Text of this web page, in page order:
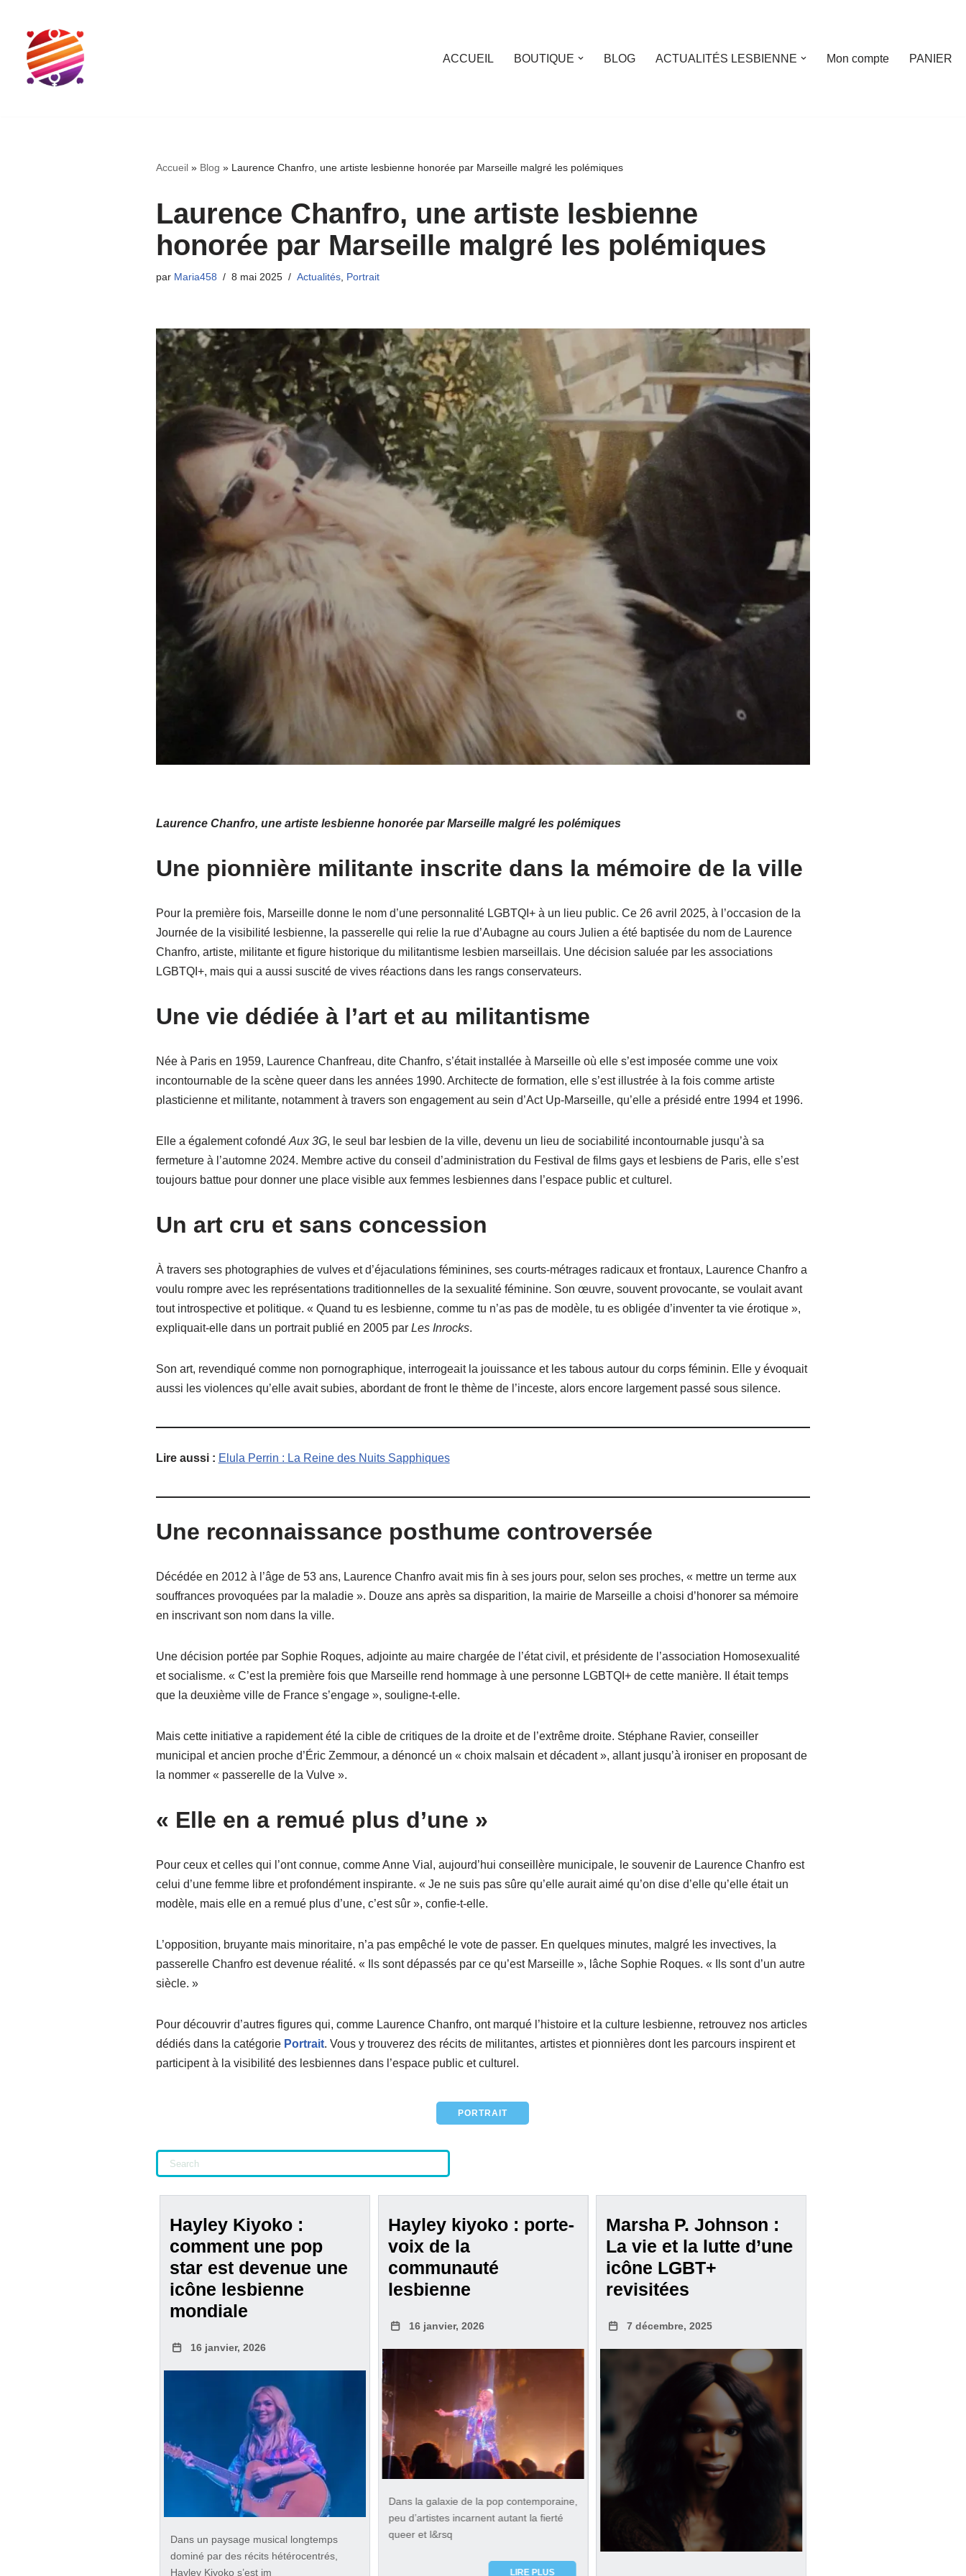
Aller
contenu
ACCUEIL BOUTIQUE BLOG ACTUALITÉS LESBIENNE Mon compte PANIER
Accueil» Blog » Laurence Chanfro, une artiste lesbienne honorée par Marseille malgré les polémiques
Laurence Chanfro, une artiste lesbienne
honorée par Marseille malgré les polémiques
par Maria458 8 mai 2025 Actualités, Portrait
Laurence Chanfro, une artiste lesbienne honorée par Marseille malgré les polémiques
Une pionnière militante inscrite dans la mémoire de la ville
Pour la première fois, Marseille donne le nom d’une personnalité LGBTQI+ à un lieu public. Ce 26 avril 2025, à l’occasion de la
Journée de la visibilité lesbienne, la passerelle qui relie la rue d’Aubagne au cours Julien a été baptisée du nom de Laurence
Chanfro, artiste, militante et figure historique du militantisme lesbien marseillais. Une décision saluée par les associations
LGBTQI+, mais qui a aussi suscité de vives réactions dans les rangs conservateurs.
Une vie dédiée à l’art et au militantisme
Née à Paris en 1959, Laurence Chanfreau, dite Chanfro, s’était installée à Marseille où elle s’est imposée comme une voix
incontournable de la scène queer dans les années 1990. Architecte de formation, elle s’est illustrée à la fois comme artiste
plasticienne et militante, notamment à travers son engagement au sein d’Act Up-Marseille, qu’elle a présidé entre 1994 et 1996.
Elle a également cofondéAux 3G, le seul bar lesbien de la ville, devenu un lieu de sociabilité incontournable jusqu’à sa
fermeture à l’automne 2024. Membre active du conseil d’administration du Festival de films gays et lesbiens de Paris, elle s’est
toujours battue pour donner une place visible aux femmes lesbiennes dans l’espace public et culturel.
Un art cru et sans concession
À travers ses photographies de vulves et d’éjaculations féminines, ses courts-métrages radicaux et frontaux, Laurence Chanfro a
voulu rompre avec les représentations traditionnelles de la sexualité féminine. Son œuvre, souvent provocante, se voulait avant
tout introspective et politique. « Quand tu es lesbienne, comme tu n’as pas de modèle, tu es obligée d’inventer ta vie érotique »,
expliquait-elle dans un portrait publié en 2005 par Les Inrocks.
Son art, revendiqué comme non pornographique, interrogeait la jouissance et les tabous autour du corps féminin. Elle y évoquait
aussi les violences qu’elle avait subies, abordant de front le thème de l’inceste, alors encore largement passé sous silence.
Lire aussi : Elula Perrin : La Reine des Nuits Sapphiques
Une reconnaissance posthume controversée
Décédée en 2012 à l’âge de 53 ans, Laurence Chanfro avait mis fin à ses jours pour, selon ses proches, « mettre un terme aux
souffrances provoquées par la maladie ». Douze ans après sa disparition, la mairie de Marseille a choisi d’honorer sa mémoire
en inscrivant son nom dans la ville.
Une décision portée par Sophie Roques, adjointe au maire chargée de l’état civil, et présidente de l’association Homosexualité
et socialisme. « C’est la première fois que Marseille rend hommage à une personne LGBTQI+ de cette manière. Il était temps
que la deuxième ville de France s’engage », souligne-t-elle.
Mais cette initiative a rapidement été la cible de critiques de la droite et de l’extrême droite. Stéphane Ravier, conseiller
municipal et ancien proche d’Éric Zemmour, a dénoncé un « choix malsain et décadent », allant jusqu’à ironiser en proposant de
la nommer « passerelle de la Vulve ».
« Elle en a remué plus d’une »
Pour ceux et celles qui l’ont connue, comme Anne Vial, aujourd’hui conseillère municipale, le souvenir de Laurence Chanfro est
celui d’une femme libre et profondément inspirante. « Je ne suis pas sûre qu’elle aurait aimé qu’on dise d’elle qu’elle était un
modèle, mais elle en a remué plus d’une, c’est sûr », confie-t-elle.
L’opposition, bruyante mais minoritaire, n’a pas empêché le vote de passer. En quelques minutes, malgré les invectives, la
passerelle Chanfro est devenue réalité. « Ils sont dépassés par ce qu’est Marseille », lâche Sophie Roques. « Ils sont d’un autre
siècle. »
Pour découvrir d’autres figures qui, comme Laurence Chanfro, ont marqué l’histoire et la culture lesbienne, retrouvez nos articles
dédiés dans la catégorie Portrait. Vous y trouverez des récits de militantes, artistes et pionnières dont les parcours inspirent et
participent à la visibilité des lesbiennes dans l’espace public et culturel.
PORTRAIT
Hayley Kiyoko :
comment une pop
star est devenue une
icône lesbienne
mondiale
16 janvier, 2026
Dans un paysage musical longtemps
dominé par des récits hétérocentrés,
Hayley Kiyoko s’est im
Hayley kiyoko : porte-
voix de la
communauté
lesbienne
16 janvier, 2026
Dans la galaxie de la pop contemporaine,
peu d’artistes incarnent autant la fierté
queer et l&rsq
LIRE PLUS
Marsha P. Johnson :
La vie et la lutte d’une
icône LGBT+
revisitées
7 décembre, 2025